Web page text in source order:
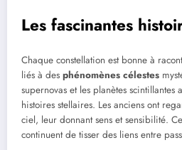
Les fascinantes
Chaque constellation est bonne à
liés à des phénomènes célestes
supernovas et les planètes
histoires stellaires. Les anciens ont
ciel, leur donnant sens et sensibilité.
continuent de tisser des liens entre